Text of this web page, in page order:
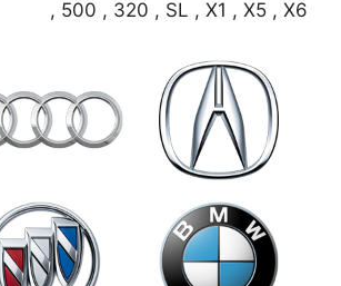
, 500 , 320 , SL , X1 , X5 , X6